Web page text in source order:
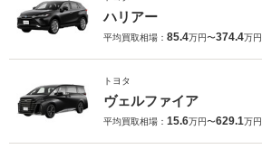
ハリアー
平均買取相場： 85.4万円〜374.4万円
トヨタ
ヴェルファイア
平均買取相場： 15.6万円〜629.1万円